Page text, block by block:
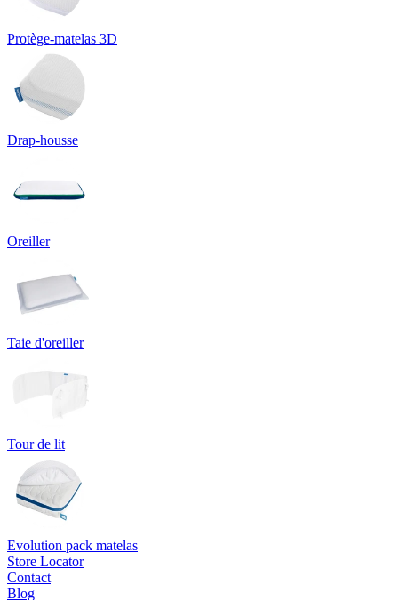
Protège-matelas 3D
Drap-housse
Oreiller
Taie d'oreiller
Tour de lit
Evolution pack matelas
Store Locator
Contact
Blog